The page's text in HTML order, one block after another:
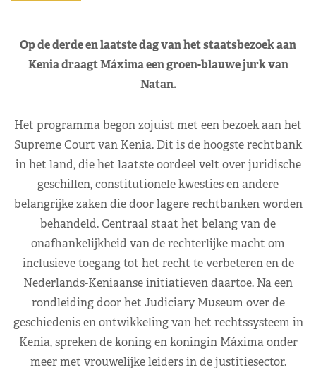
Op de derde en laatste dag van het staatsbezoek aan
Kenia draagt Máxima een groen-blauwe jurk van
Natan.
Het programma begon zojuist met een bezoek aan het
Supreme Court van Kenia. Dit is de hoogste rechtbank
in het land, die het laatste oordeel velt over juridische
geschillen, constitutionele kwesties en andere
belangrijke zaken die door lagere rechtbanken worden
behandeld. Centraal staat het belang van de
onafhankelijkheid van de rechterlijke macht om
inclusieve toegang tot het recht te verbeteren en de
Nederlands-Keniaanse initiatieven daartoe. Na een
rondleiding door het Judiciary Museum over de
geschiedenis en ontwikkeling van het rechtssysteem in
Kenia, spreken de koning en koningin Máxima onder
meer met vrouwelijke leiders in de justitiesector.